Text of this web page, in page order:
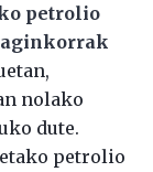
petrolio
nolako
dute.
petrolio